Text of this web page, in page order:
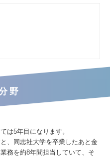
野
は5年目になります。
、同志社大学を卒業したあと金
務を約8年間担当していて、そ